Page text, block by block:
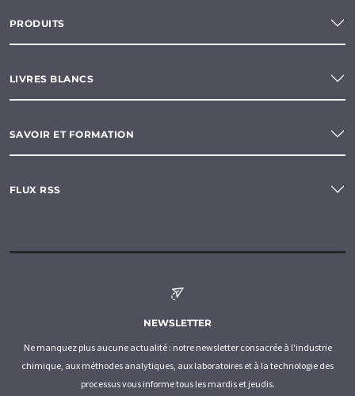
PRODUITS
LIVRES BLANCS
SAVOIR ET FORMATION
FLUX RSS
NEWSLETTER
Ne manquez plus aucune actualité : notre newsletter consacrée à l'industrie
chimique, aux méthodes analytiques, aux laboratoires et à la technologie des
processus vous informe tous les mardis et jeudis.